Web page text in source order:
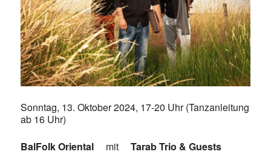
Sonntag, 13. Oktober 2024, 17-20 Uhr (Tanzanleitung
ab 16 Uhr)
BalFolk Oriental mitTarab Trio &Guests